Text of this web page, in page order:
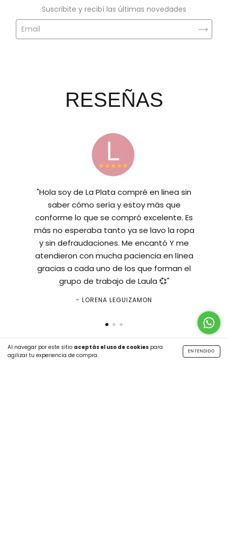
Al navegar por este sitio aceptás el uso de cookies para
agilizar tu experiencia de compra.
ENTENDIDO
Suscribite y recibí las últimas novedades
RESEÑAS
"Hola soy de La Plata compré en linea sin
saber cómo sería y estoy más que
conforme lo que se compró excelente. Es
más no esperaba tanto ya se lavo la ropa
y sin defraudaciones. Me encantó Y me
atendieron con mucha paciencia en línea
gracias a cada uno de los que forman el
grupo de trabajo de Laula 💞"
- LORENA LEGUIZAMON